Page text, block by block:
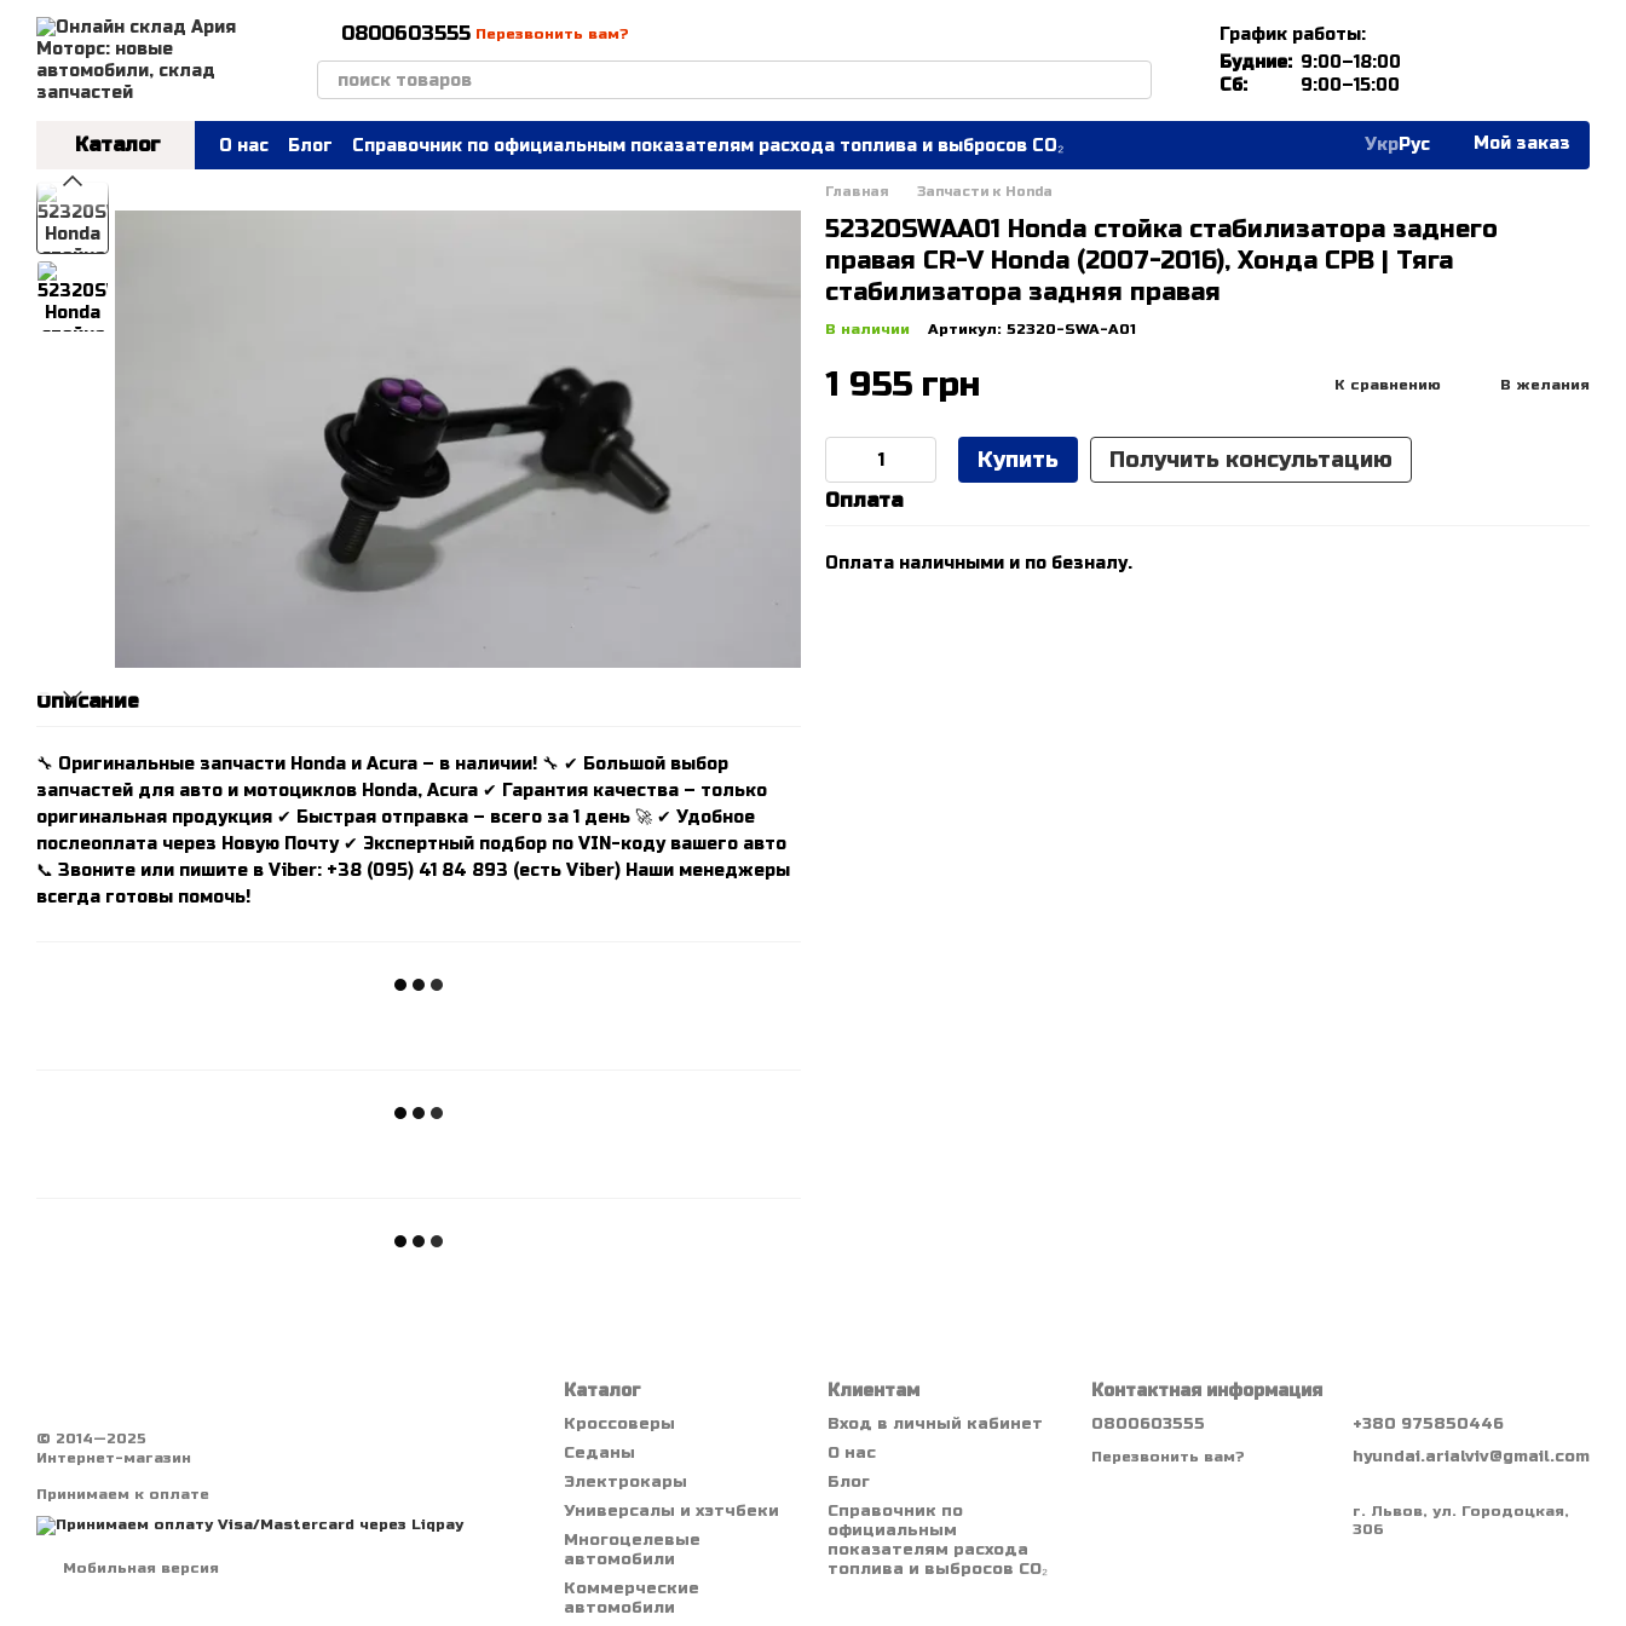
Перейти к основному контенту
0800603555 Перезвонить вам?
График работы:
Будние: 9:00–18:00
Сб:
9:00–15:00
Каталог О нас Блог Справочник по официальным показателям расхода топлива и выбросов CO₂ УкрРус Мой заказ
Описание
🔧 Оригинальные запчасти Honda и Acura – в наличии! 🔧 ✔ Большой выбор
запчастей для авто и мотоциклов Honda, Acura ✔ Гарантия качества – только
оригинальная продукция ✔ Быстрая отправка – всего за 1 день 🚀 ✔ Удобное
послеоплата через Новую Почту ✔ Экспертный подбор по VIN-коду вашего авто
📞 Звоните или пишите в Viber: +38 (095) 41 84 893 (есть Viber) Наши менеджеры
всегда готовы помочь!
Главная Запчасти к Honda
52320SWAA01 Honda стойка стабилизатора заднего
правая CR-V Honda (2007-2016), Хонда СРВ | Тяга
стабилизатора задняя правая
В наличии Артикул: 52320-SWA-A01
1 955 грн К сравнению В желания
Купить Получить консультацию
Оплата
Оплата наличными и по безналу.
© 2014—2025
Интернет-магазин
Принимаем к оплате
Мобильная версия
Каталог
Кроссоверы
Седаны
Электрокары
Универсалы и хэтчбеки
Многоцелевые
автомобили
Коммерческие
автомобили
Клиентам
Вход в личный кабинет
О нас
Блог
Справочник по
официальным
показателям расхода
топлива и выбросов CO₂
Контактная информация
0800603555
Перезвонить вам?
+380 975850446
hyundai.arialviv@gmail.com
г. Львов, ул. Городоцкая,
306